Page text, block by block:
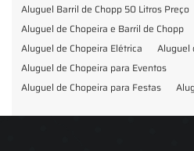
Aluguel Barril de Chopp 50 Litros Preço
Aluguel de Chopeira e Barril de Chopp
Aluguel de Chopeira Elétrica
Aluguel
Aluguel de Chopeira para Eventos
Aluguel de Chopeira para Festas